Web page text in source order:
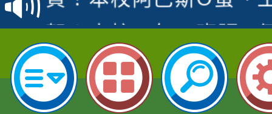
名
倩參加桃園市科展 國
名 指導老師王老師、
賀！本校四年二班張O
園市英語競賽國小朗讀
指導老師林老師
賀！本校參加桃園市中
賽 劉文瑛教師榮獲教
賀！本校參與2026世